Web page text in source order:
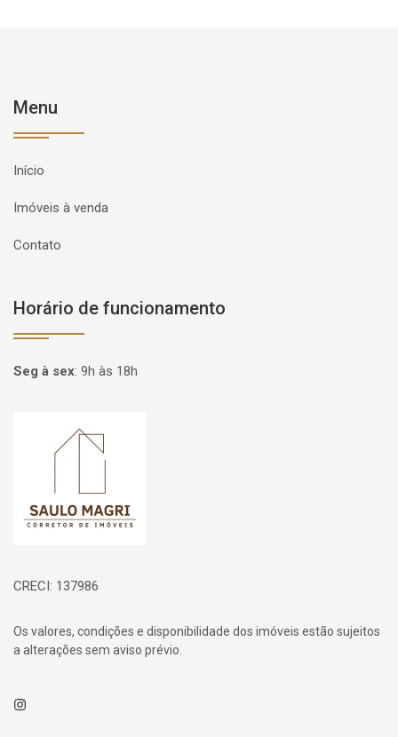
Menu
Início
Imóveis à venda
Contato
Horário de funcionamento
Seg à sex: 9h às 18h
Página inicial
CRECI: 137986
Os valores, condições e disponibilidade dos imóveis estão sujeitos
a alterações sem aviso prévio.
Instagram